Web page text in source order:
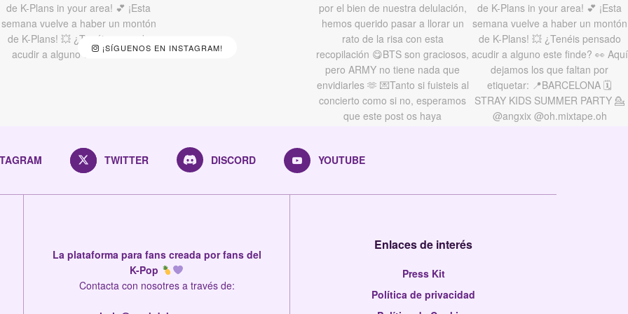
¡SÍGUENOS EN INSTAGRAM!
TWITTER DISCORD YOUTUBE
La plataforma para fans creada por fans del
K-Pop
Contacta con nosotres a través de:
Enlaces de interés
Press Kit
Política de privacidad